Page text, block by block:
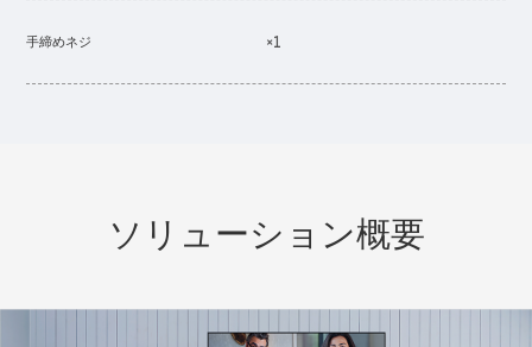
手締めネジ ×1
ソリューション概要